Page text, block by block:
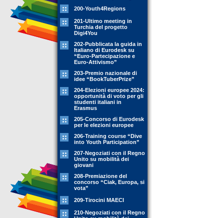
200-Youth4Regions
201-Ultimo meeting in
Turchia del progetto
Digi4You
202-Pubblicata la guida in
Italiano di Eurodesk su
“Euro-Partecipazione e
Euro-Attivismo”
203-Premio nazionale di
idee “BookTuberPrize”
204-Elezioni europee 2024:
opportunità di voto per gli
studenti italiani in
Erasmus
205-Concorso di Eurodesk
per le elezioni europee
206-Training course “Dive
into Youth Participation”
207-Negoziati con il Regno
Unito su mobilità dei
giovani
208-Premiazione del
concorso “Ciak, Europa, si
vota”
209-Tirocini MAECI
210-Negoziati con il Regno